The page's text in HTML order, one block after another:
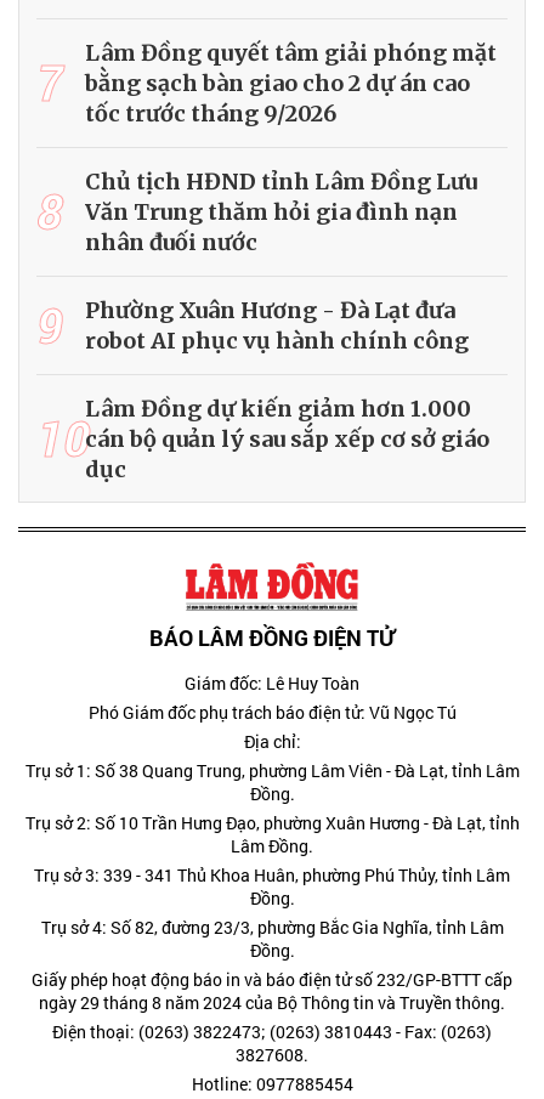
7
Lâm Đồng quyết tâm giải phóng mặt
bằng sạch bàn giao cho 2 dự án cao
tốc trước tháng 9/2026
8
Chủ tịch HĐND tỉnh Lâm Đồng Lưu
Văn Trung thăm hỏi gia đình nạn
nhân đuối nước
9
Phường Xuân Hương - Đà Lạt đưa
robot AI phục vụ hành chính công
10Lâm Đồng dự kiến giảm hơn 1.000
cán bộ quản lý sau sắp xếp cơ sở giáo
dục
BÁO LÂM ĐỒNG ĐIỆN TỬ
Giám đốc: Lê Huy Toàn
Phó Giám đốc phụ trách báo điện tử: Vũ Ngọc Tú
Địa chỉ:
Trụ sở 1: Số 38 Quang Trung, phường Lâm Viên - Đà Lạt, tỉnh Lâm
Đồng.
Trụ sở 2: Số 10 Trần Hưng Đạo, phường Xuân Hương - Đà Lạt, tỉnh
Lâm Đồng.
Trụ sở 3: 339 - 341 Thủ Khoa Huân, phường Phú Thủy, tỉnh Lâm
Đồng.
Trụ sở 4: Số 82, đường 23/3, phường Bắc Gia Nghĩa, tỉnh Lâm
Đồng.
Giấy phép hoạt động báo in và báo điện tử số 232/GP-BTTT cấp
ngày 29 tháng 8 năm 2024 của Bộ Thông tin và Truyền thông.
Điện thoại: (0263) 3822473; (0263) 3810443 - Fax: (0263)
3827608.
Hotline: 0977885454